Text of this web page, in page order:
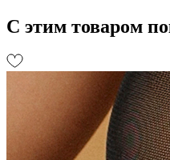
С этим товаром